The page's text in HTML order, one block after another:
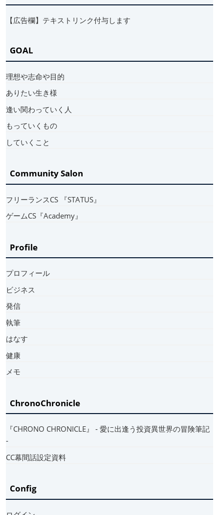
【広告欄】テキストリンク付与します
GOAL
理想や志命や目的
ありたい生き様
逢い関わっていく人
もっていくもの
していくこと
Community Salon
フリーランスCS 『STATUS』
ゲームCS『Academy』
Profile
プロフィール
ビジネス
発信
執筆
はなす
健康
メモ
ChronoChronicle
『CHRONO CHRONICLE』 ‐ 愛に出逢う投資異世界の冒険筆記
‐
CC幕間話設定資料
Config